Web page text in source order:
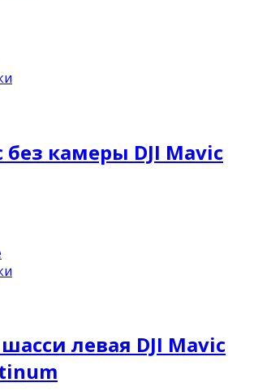
без камеры DJI Mavic
левая DJI Mavic